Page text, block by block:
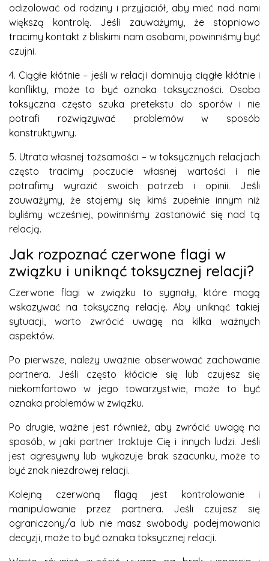
odizolować od rodziny i przyjaciół, aby mieć nad nami
większą kontrolę. Jeśli zauważymy, że stopniowo
tracimy kontakt z bliskimi nam osobami, powinniśmy być
czujni.
4. Ciągłe kłótnie – jeśli w relacji dominują ciągłe kłótnie i
konflikty, może to być oznaka toksyczności. Osoba
toksyczna często szuka pretekstu do sporów i nie
potrafi rozwiązywać problemów w sposób
konstruktywny.
5. Utrata własnej tożsamości – w toksycznych relacjach
często tracimy poczucie własnej wartości i nie
potrafimy wyrazić swoich potrzeb i opinii. Jeśli
zauważymy, że stajemy się kimś zupełnie innym niż
byliśmy wcześniej, powinniśmy zastanowić się nad tą
relacją.
Jak rozpoznać czerwone flagi w
związku i uniknąć toksycznej relacji?
Czerwone flagi w związku to sygnały, które mogą
wskazywać na toksyczną relację. Aby uniknąć takiej
sytuacji, warto zwrócić uwagę na kilka ważnych
aspektów.
Po pierwsze, należy uważnie obserwować zachowanie
partnera. Jeśli często kłócicie się lub czujesz się
niekomfortowo w jego towarzystwie, może to być
oznaka problemów w związku.
Po drugie, ważne jest również, aby zwrócić uwagę na
sposób, w jaki partner traktuje Cię i innych ludzi. Jeśli
jest agresywny lub wykazuje brak szacunku, może to
być znak niezdrowej relacji.
Kolejną czerwoną flagą jest kontrolowanie i
manipulowanie przez partnera. Jeśli czujesz się
ograniczony/a lub nie masz swobody podejmowania
decyzji, może to być oznaka toksycznej relacji.